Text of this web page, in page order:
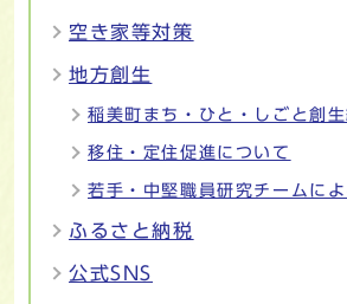
空き家等対策
地方創生
稲美町まち・ひと・しごと創
移住・定住促進について
若手・中堅職員研究チームに
ふるさと納税
公式SNS